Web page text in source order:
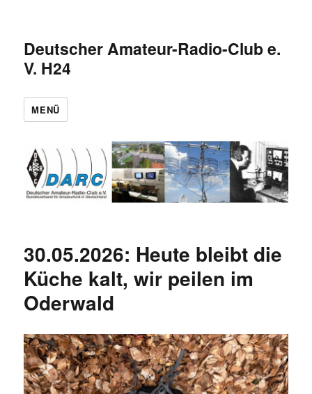
Deutscher Amateur-Radio-Club e.
V. H24
MENÜ
30.05.2026: Heute bleibt die
Küche kalt, wir peilen im
Oderwald